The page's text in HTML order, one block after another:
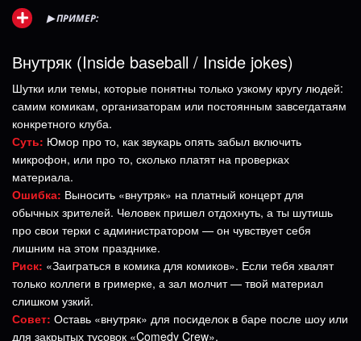
▶ПРИМЕР:
Внутряк (Inside baseball / Inside jokes)
Шутки или темы, которые понятны только узкому кругу людей:
самим комикам, организаторам или постоянным завсегдатаям
конкретного клуба.
Суть: Юмор про то, как звукарь опять забыл включить
микрофон, или про то, сколько платят на проверках
материала.
Ошибка: Выносить «внутряк» на платный концерт для
обычных зрителей. Человек пришел отдохнуть, а ты шутишь
про свои терки с администратором — он чувствует себя
лишним на этом празднике.
Риск: «Заиграться в комика для комиков». Если тебя хвалят
только коллеги в гримерке, а зал молчит — твой материал
слишком узкий.
Совет: Оставь «внутряк» для посиделок в баре после шоу или
для закрытых тусовок «Comedy Crew».